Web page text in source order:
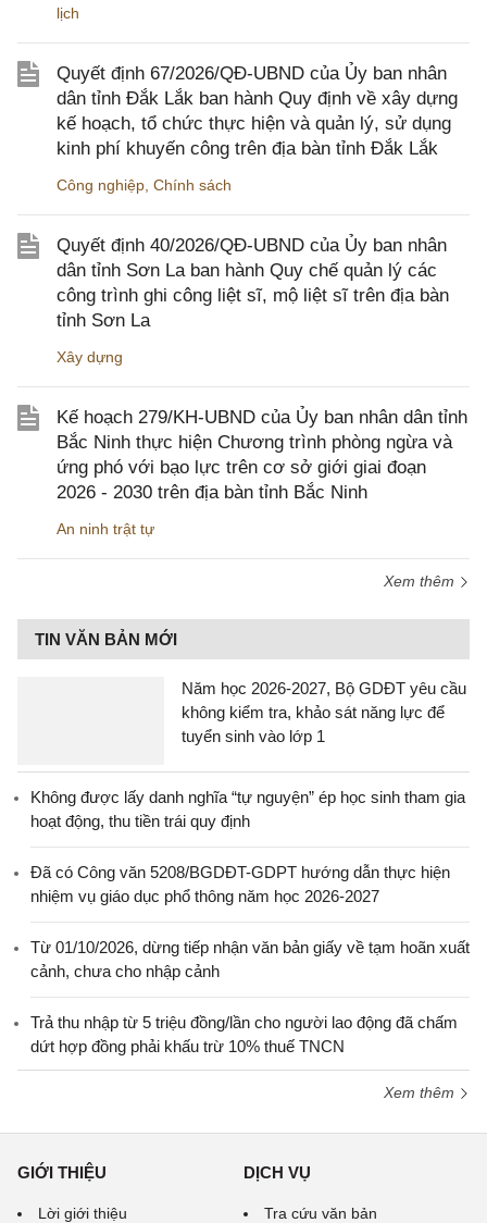
lịch
Quyết định 67/2026/QĐ-UBND của Ủy ban nhân
dân tỉnh Đắk Lắk ban hành Quy định về xây dựng
kế hoạch, tổ chức thực hiện và quản lý, sử dụng
kinh phí khuyến công trên địa bàn tỉnh Đắk Lắk
Công nghiệp Chính sách
Quyết định 40/2026/QĐ-UBND của Ủy ban nhân
dân tỉnh Sơn La ban hành Quy chế quản lý các
công trình ghi công liệt sĩ, mộ liệt sĩ trên địa bàn
tỉnh Sơn La
Xây dựng
Kế hoạch 279/KH-UBND của Ủy ban nhân dân tỉnh
Bắc Ninh thực hiện Chương trình phòng ngừa và
ứng phó với bạo lực trên cơ sở giới giai đoạn
2026 - 2030 trên địa bàn tỉnh Bắc Ninh
An ninh trật tự
Xem thêm
TIN VĂN BẢN MỚI
Năm học 2026-2027, Bộ GDĐT yêu cầu
không kiểm tra, khảo sát năng lực để
tuyển sinh vào lớp 1
Không được lấy danh nghĩa “tự nguyện” ép học sinh tham gia
hoạt động, thu tiền trái quy định
Đã có Công văn 5208/BGDĐT-GDPT hướng dẫn thực hiện
nhiệm vụ giáo dục phổ thông năm học 2026-2027
Từ 01/10/2026, dừng tiếp nhận văn bản giấy về tạm hoãn xuất
cảnh, chưa cho nhập cảnh
Trả thu nhập từ 5 triệu đồng/lần cho người lao động đã chấm
dứt hợp đồng phải khấu trừ 10% thuế TNCN
Xem thêm
GIỚI THIỆU
Lời giới thiệu
DỊCH VỤ
Tra cứu văn bản